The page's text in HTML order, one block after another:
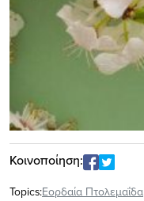
Κοινοποίηση:
Topics:Εορδαία Πτολεμαΐδα